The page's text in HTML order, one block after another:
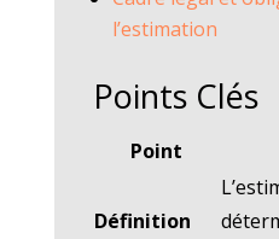
l’estimation
Points Clés
Point
Définition